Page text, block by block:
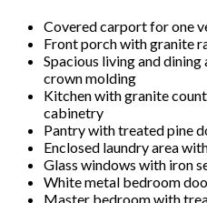
Covered carport for one
Front porch with granite
Spacious living and
crown molding
Kitchen with granite
cabinetry
Pantry with treated pine
Enclosed laundry area
Glass windows with iron
White metal bedroom
Master bedroom with